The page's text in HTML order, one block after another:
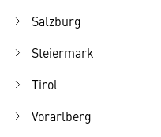
Salzburg
Steiermark
Tirol
Vorarlberg